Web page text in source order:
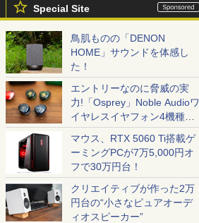
Special Site
鳥肌ものの「DENON
HOME」サウンドを体感し
た！
エントリーなのに脅威の実
力!「Osprey」Noble Audioワ
イヤレスイヤフォン4機種を
一気に聴く
マウス、RTX 5060 Ti搭載ゲ
ーミングPCが7万5,000円オ
フで30万円台！
クリエイティブが作った2万
円台の“小さなピュアオーデ
ィオスピーカー”